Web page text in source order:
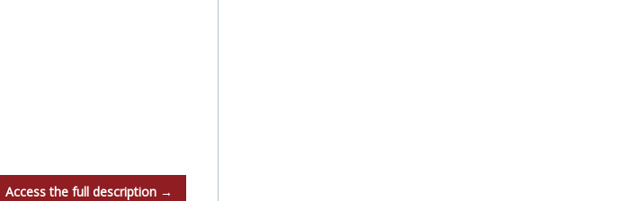
Access the full description →